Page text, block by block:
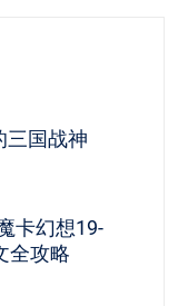
三国战神
卡幻想19-
全攻略